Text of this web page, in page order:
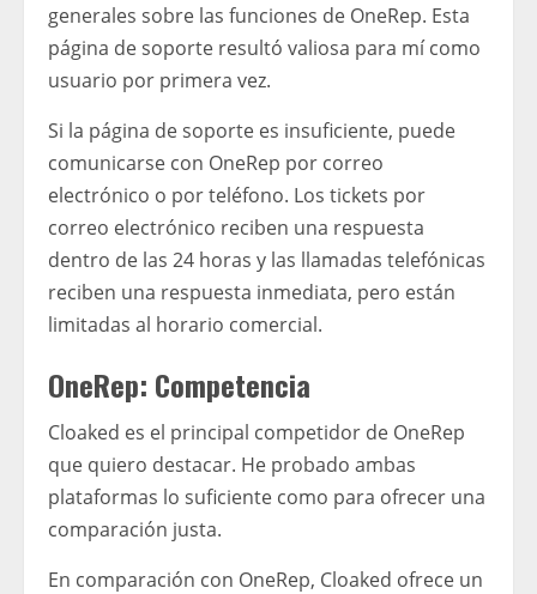
generales sobre las funciones de OneRep. Esta
página de soporte resultó valiosa para mí como
usuario por primera vez.
Si la página de soporte es insuficiente, puede
comunicarse con OneRep por correo
electrónico o por teléfono. Los tickets por
correo electrónico reciben una respuesta
dentro de las 24 horas y las llamadas telefónicas
reciben una respuesta inmediata, pero están
limitadas al horario comercial.
OneRep: Competencia
Cloaked es el principal competidor de OneRep
que quiero destacar. He probado ambas
plataformas lo suficiente como para ofrecer una
comparación justa.
En comparación con OneRep, Cloaked ofrece un